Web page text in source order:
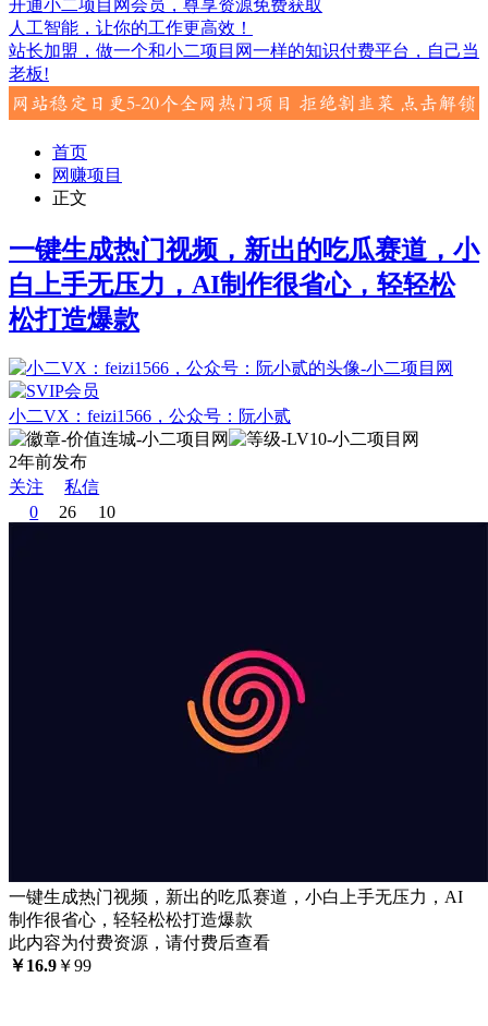
开通小二项目网会员，尊享资源免费获取
人工智能，让你的工作更高效！
站长加盟，做一个和小二项目网一样的知识付费平台，自己当
老板!
首页
网赚项目
正文
一键生成热门视频，新出的吃瓜赛道，小
白上手无压力，AI制作很省心，轻轻松
松打造爆款
小二VX：feizi1566，公众号：阮小贰
2年前发布
关注
私信
0
26 10
一键生成热门视频，新出的吃瓜赛道，小白上手无压力，AI
制作很省心，轻轻松松打造爆款
此内容为付费资源，请付费后查看
￥16.9 ￥99